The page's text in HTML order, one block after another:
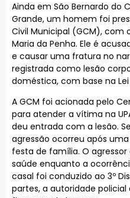
Ainda em São Bernardo do
Grande, um homem foi
Civil Municipal (GCM), com
Maria da Penha. Ele é
e causar uma fratura no
registrada como lesão
doméstica, com base na Lei
A GCM foi acionada pelo
para atender a vítima na
deu entrada com a lesão.
agressão ocorreu após
festa de família. O
saúde enquanto a
casal foi conduzido ao 3º
partes, a autoridade